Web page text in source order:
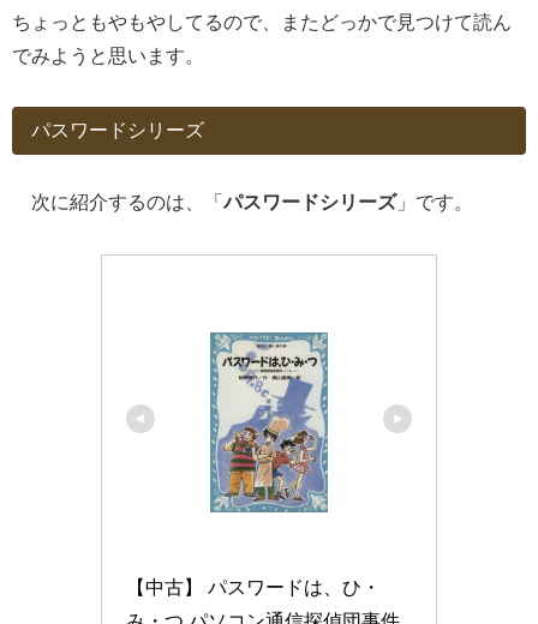
ちょっともやもやしてるので、またどっかで見つけて読ん
でみようと思います。
パスワードシリーズ
次に紹介するのは、「パスワードシリーズ」です。
【中古】 パスワードは、ひ・